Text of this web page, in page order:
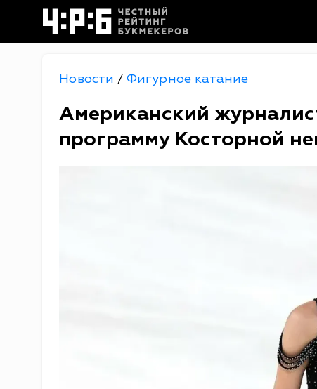
Новости / Фигурное катание
Американский
программу Косторной